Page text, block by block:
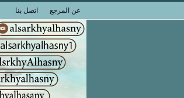
عن المرجع اتصل بنا